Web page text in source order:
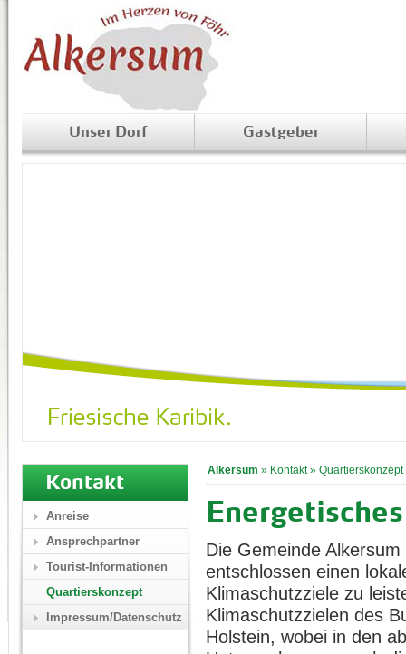
Unser Dorf Gastgeber
Alkersum » Kontakt» Quartierskonzept
Die Gemeinde
entschlossen einen
Klimaschutzziele zu
Klimaschutzzielen des
Holstein, wobei in den
Kontakt
Anreise
Ansprechpartner
Tourist-Informationen
Quartierskonzept
Impressum/Datenschutz